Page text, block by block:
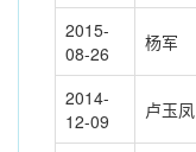
2015-
08-26
杨军
2014-
12-09
卢玉凤